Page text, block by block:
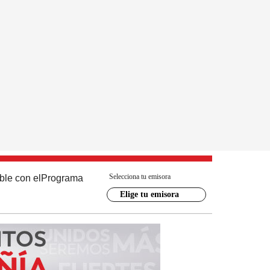
con el Programa Selecciona tu emisora
Elige tu emisora